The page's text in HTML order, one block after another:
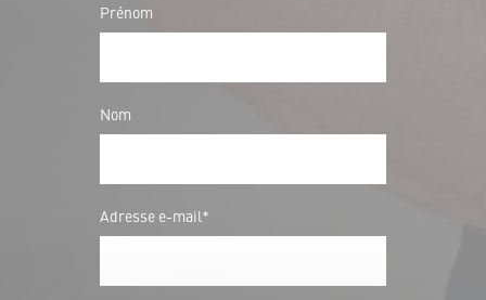
Prénom
Nom
Adresse e-mail*